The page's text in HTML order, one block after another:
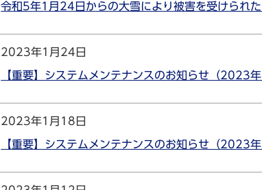
令和5年1月24日からの大雪により被害を受けられ
2023年1月24日
【重要】システムメンテナンスのお知らせ（2023
2023年1月18日
【重要】システムメンテナンスのお知らせ（2023